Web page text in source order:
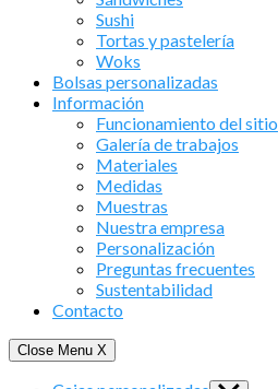
Sushi
Tortas y pastelería
Woks
Bolsas personalizadas
Información
Funcionamiento del sitio
Galería de trabajos
Materiales
Medidas
Muestras
Nuestra empresa
Personalización
Preguntas frecuentes
Sustentabilidad
Contacto
Close Menu X